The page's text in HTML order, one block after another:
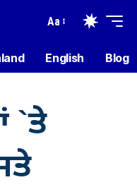
Aa
English Blog
`ਤੇ